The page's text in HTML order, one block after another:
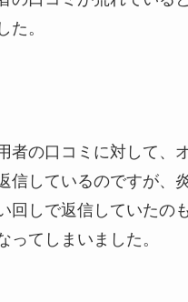
た。
者の口コミに対して、
信しているのですが、
回しで返信していたの
ってしまいました。